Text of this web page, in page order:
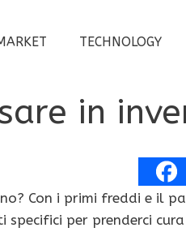
TECHNOLOGY
in
Con i primi freddi e il
per prenderci cura